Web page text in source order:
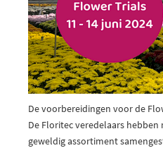
De voorbereidingen voor de
De Floritec veredelaars
geweldig assortiment